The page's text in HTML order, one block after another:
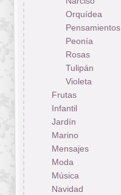
Orquídea
Pensamientos
Peonía
Rosas
Tulipán
Violeta
Frutas
Infantil
Jardín
Marino
Mensajes
Moda
Música
Navidad